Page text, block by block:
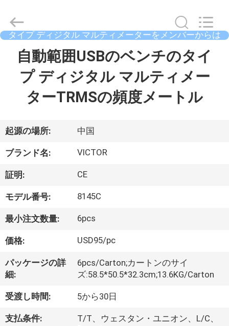
ダ
ク
ト
達
に
つ
い
て
supplier.
Copyright
©
2021
BEICHENG
ELECTRONICS
タイプ ディジタル マルティメーターをメンバーからは
ずしなさい
自動範囲USBのベンチのタイ
プ ディジタル マルティメー
ターTRMSの頻度メートル
起源の場所: 中国
ブランド名: VICTOR
証明: CE
モデル番号: 8145C
最小注文数量: 6pcs
価格: USD95/pc
パッケージの詳
細:
6pcs/Carton;カートンのサイ
ズ:58.5*50.5*32.3cm;13.6KG/Carton
受渡し時間: 5から30日
支払条件:
T/T、ウェスタン・ユニオン、L/C、